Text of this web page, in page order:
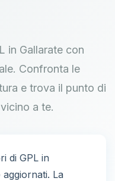
in Gallarate con
Confronta le
e trova il punto di
a te.
di GPL in
La